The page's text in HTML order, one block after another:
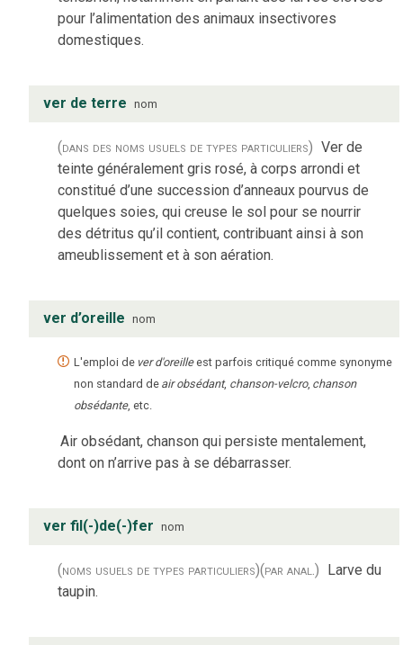
pour l’alimentation des animaux insectivores
domestiques.
ver de terre nom
(dans des noms usuels de types particuliers) Ver de
teinte généralement gris rosé, à corps arrondi et
constitué d’une succession d’anneaux pourvus de
quelques soies, qui creuse le sol pour se nourrir
des détritus qu’il contient, contribuant ainsi à son
ameublissement et à son aération.
ver d’oreille nom
L'emploi de ver d'oreilleest parfois critiqué comme synonyme
non standard de air obsédant, chanson-velcro, chanson
obsédante, etc.
Air obsédant, chanson qui persiste mentalement,
dont on n’arrive pas à se débarrasser.
ver fil(-)de(-)fer nom
(noms usuels de types particuliers)(par anal.) Larve du
taupin.